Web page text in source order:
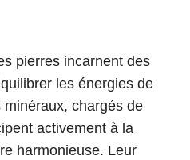
pierres incarnent des
les énergies de
chargés de
activement à la
harmonieuse. Leur